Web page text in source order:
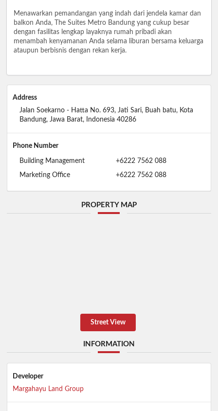
Menawarkan pemandangan yang indah dari jendela kamar dan
balkon Anda, The Suites Metro Bandung yang cukup besar
dengan fasilitas lengkap layaknya rumah pribadi akan
menambah kenyamanan Anda selama liburan bersama keluarga
ataupun berbisnis dengan rekan kerja.
Address
Jalan Soekarno - Hatta No. 693, Jati Sari, Buah batu, Kota
Bandung, Jawa Barat, Indonesia 40286
Phone Number
Building Management +6222 7562 088
Marketing Office +6222 7562 088
PROPERTY MAP
Street View
INFORMATION
Developer
Margahayu Land Group